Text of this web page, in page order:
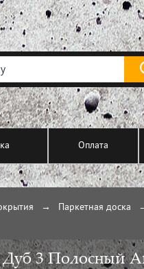
Оплата
→ Паркетная доска
Дуб 3 Полосный